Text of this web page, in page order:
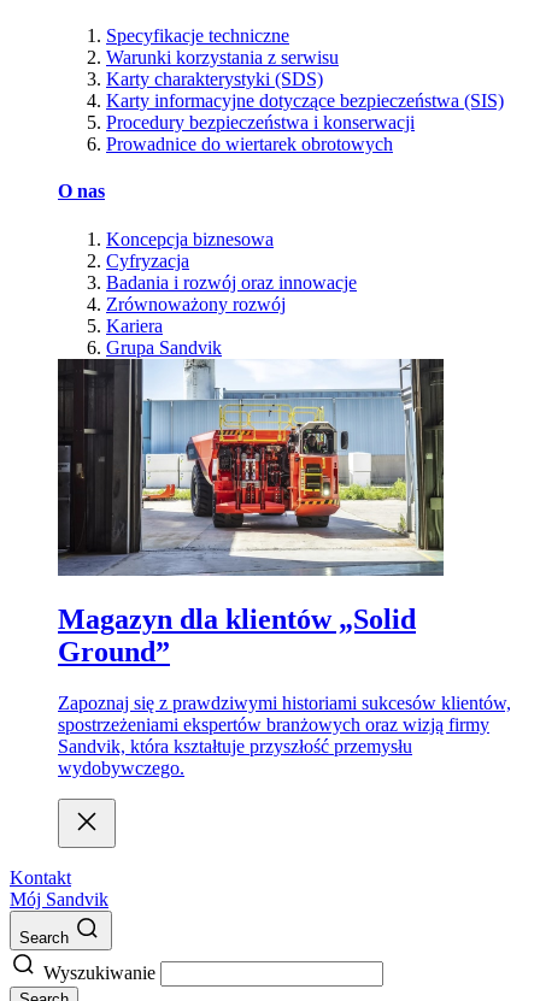
Specyfikacje techniczne
Warunki korzystania z serwisu
Karty charakterystyki (SDS)
Karty informacyjne dotyczące bezpieczeństwa (SIS)
Procedury bezpieczeństwa i konserwacji
Prowadnice do wiertarek obrotowych
O nas
Koncepcja biznesowa
Cyfryzacja
Badania i rozwój oraz innowacje
Zrównoważony rozwój
Kariera
Grupa Sandvik
Magazyn dla klientów „Solid
Ground”
Zapoznaj się z prawdziwymi historiami sukcesów klientów,
spostrzeżeniami ekspertów branżowych oraz wizją firmy
Sandvik, która kształtuje przyszłość przemysłu
wydobywczego.
Kontakt
Mój Sandvik
Search
Wyszukiwanie